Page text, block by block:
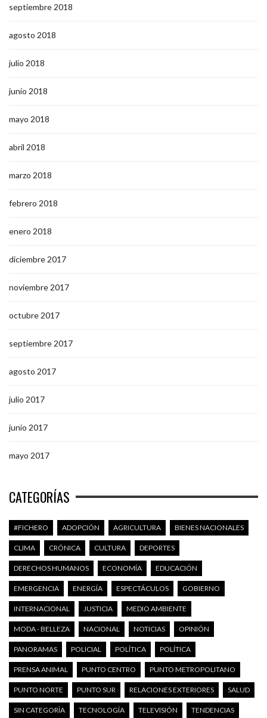
septiembre 2018
agosto 2018
julio 2018
junio 2018
mayo 2018
abril 2018
marzo 2018
febrero 2018
enero 2018
diciembre 2017
noviembre 2017
octubre 2017
septiembre 2017
agosto 2017
julio 2017
junio 2017
mayo 2017
CATEGORÍAS
#FICHERO ADOPCIÓN AGRICULTURA BIENES NACIONALES
CLIMA CRÓNICA CULTURA DEPORTES
DERECHOS HUMANOS ECONOMÍA EDUCACIÓN
EMERGENCIA ENERGÍA ESPECTÁCULOS GOBIERNO
INTERNACIONAL JUSTICIA MEDIO AMBIENTE
MODA - BELLEZA NACIONAL NOTICIAS OPINIÓN
PANORAMAS POLICIAL POLÍTICA POLÍTICA
PRENSA ANIMAL PUNTO CENTRO PUNTO METROPOLITANO
PUNTO NORTE PUNTO SUR RELACIONES EXTERIORES SALUD
SIN CATEGORÍA TECNOLOGÍA TELEVISIÓN TENDENCIAS